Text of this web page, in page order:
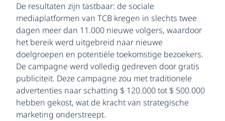
De resultaten zijn tastbaar: de sociale
mediaplatformen van TCB kregen in slechts twee
dagen meer dan 11.000 nieuwe volgers, waardoor
het bereik werd uitgebreid naar nieuwe
doelgroepen en potentiële toekomstige bezoekers.
De campagne werd volledig gedreven door gratis
publiciteit. Deze campagne zou met traditionele
advertenties naar schatting $ 120.000 tot $ 500.000
hebben gekost, wat de kracht van strategische
marketing onderstreept.